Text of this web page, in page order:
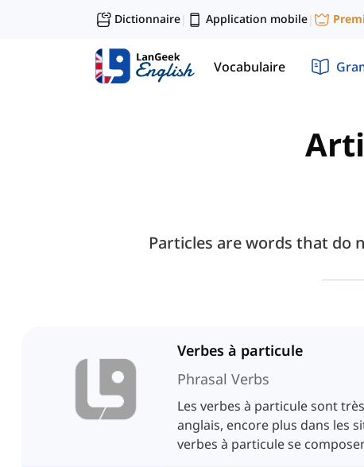
Dictionnaire| Application mobile|
Vocabulaire
Particles are words that do
Verbes à particule
Phrasal Verbs
Les verbes à particule sont
anglais, encore plus dans les
verbes à particule se